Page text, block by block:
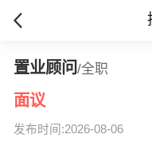
置业顾问/全职
面议
发布时间:2026-08-06